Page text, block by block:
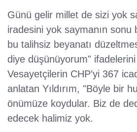
Günü gelir millet de sizi yok
iradesini yok saymanın sonu
bu talihsiz beyanatı
diye düşünüyorum" ifadelerini
Vesayetçilerin CHP’yi 367
anlatan Yıldırım, "Böyle bir
önümüze koydular. Biz de
edecek halimiz yok.